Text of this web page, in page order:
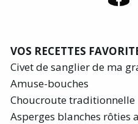
VOS RECETTES
Civet de sanglier de ma
Amuse-bouches
Choucroute traditionnelle
Asperges blanches rôties